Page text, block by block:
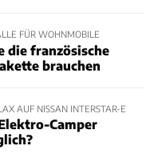
FÜR WOHNMOBILE
die französische
brauchen
AUF NISSAN INTERSTAR-E
Camper